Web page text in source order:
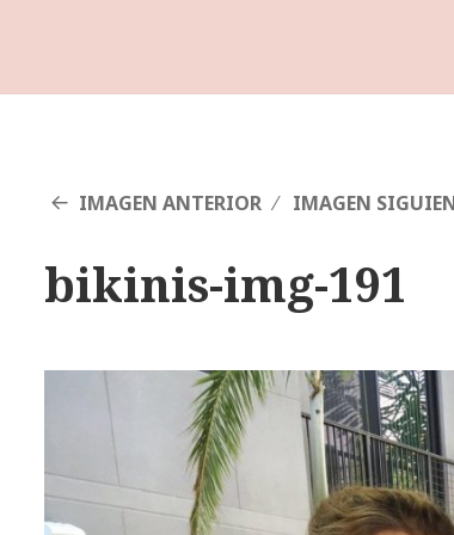
IMAGEN ANTERIOR IMAGEN
bikinis-img-191